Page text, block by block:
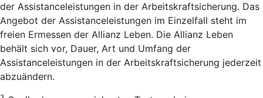
der Assistanceleistungen in der Arbeitskraftsicherung. Das
Angebot der Assistanceleistungen im Einzelfall steht im
freien Ermessen der Allianz Leben. Die Allianz Leben
behält sich vor, Dauer, Art und Umfang der
Assistanceleistungen in der Arbeitskraftsicherung jederzeit
abzuändern.